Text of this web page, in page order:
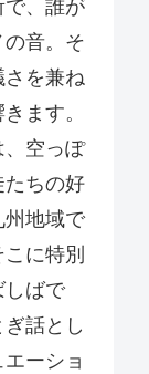
で、誰が
音。そ
さを兼ね
ます。
、空っぽ
たちの好
州地域で
に特別
しばで
話とし
ーショ